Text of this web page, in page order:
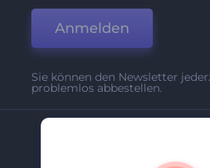
Anmelden
Sie können den Newsletter
problemlos abbestellen.